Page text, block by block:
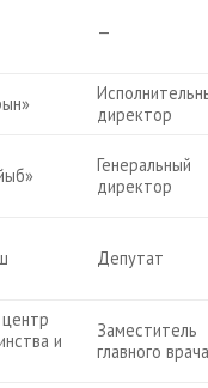
—
директор
Генеральный
директор
Депутат
и
Заместитель
главного